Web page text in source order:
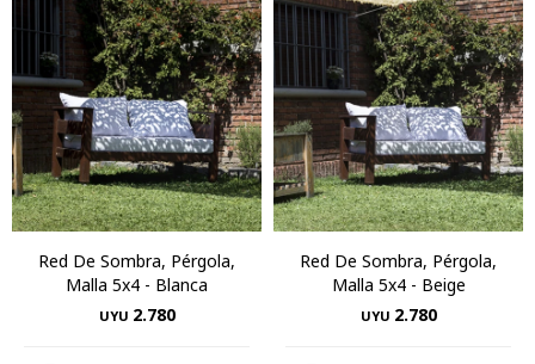
Red De Sombra, Pérgola,
Malla 5x4 - Blanca
UYU 2.780
Red De Sombra, Pérgola,
Malla 5x4 - Beige
UYU 2.780